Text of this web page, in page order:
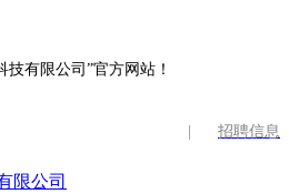
技有限公司”官方网站！
招聘信息